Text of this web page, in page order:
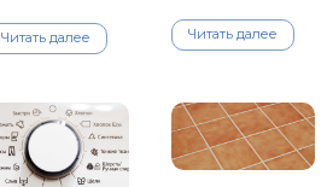
Читать далее Читать далее